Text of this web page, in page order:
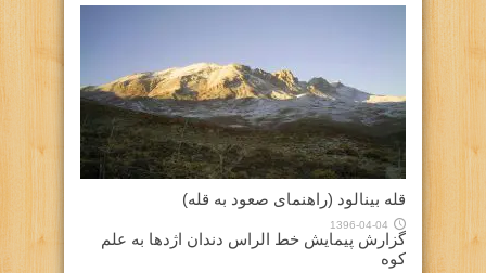
قله بینالود (راهنمای صعود به قله)
1396-04-04
گزارش پیمایش خط الراس دندان اژدها به علم
کوه